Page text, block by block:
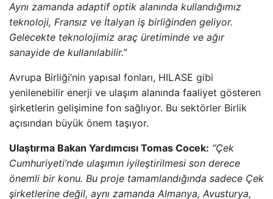
Aynı zamanda adaptif optik alanında kullandığımız
teknoloji, Fransız ve İtalyan iş birliğinden geliyor.
Gelecekte teknolojimiz araç üretiminde ve ağır
sanayide de kullanılabilir.”
Avrupa Birliği’nin yapısal fonları, HILASE gibi
yenilenebilir enerji ve ulaşım alanında faaliyet gösteren
şirketlerin gelişimine fon sağlıyor. Bu sektörler Birlik
açısından büyük önem taşıyor.
Ulaştırma Bakan Yardımcısı Tomas Cocek: “Çek
Cumhuriyeti’nde ulaşımın iyileştirilmesi son derece
önemli bir konu. Bu proje tamamlandığında sadece Çek
şirketlerine değil, aynı zamanda Almanya, Avusturya,